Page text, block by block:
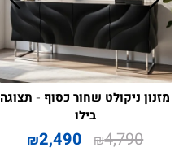
מזנון ניקולט שחור כסוף - תצוגה
בילו
₪4,790
₪2,490